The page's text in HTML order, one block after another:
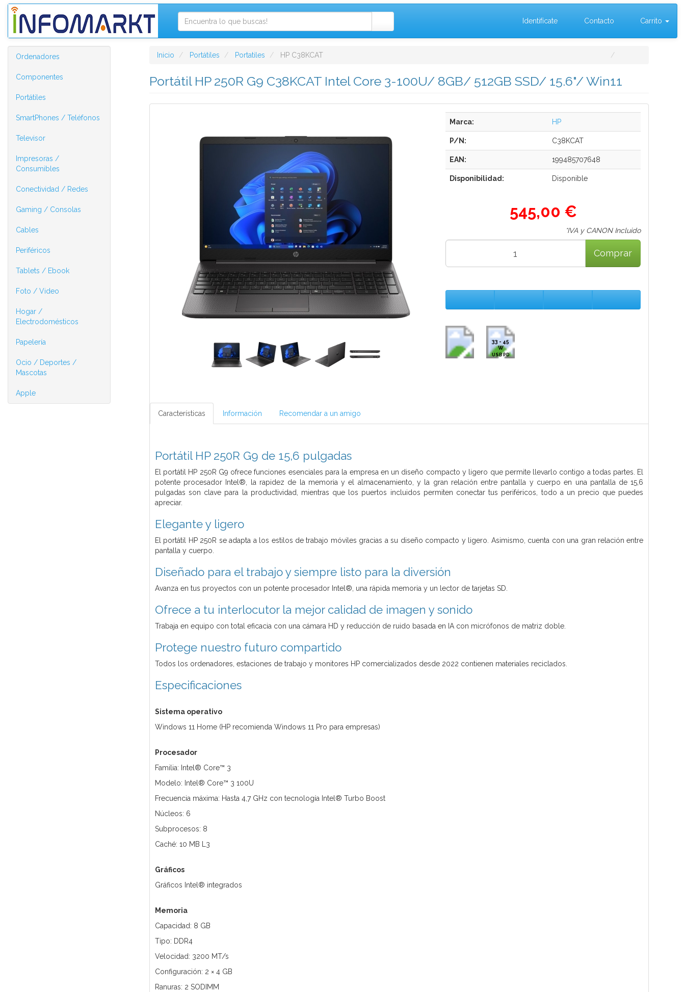
Identifícate Contacto Carrito
Ordenadores
Componentes
Portátiles
SmartPhones / Teléfonos
Televisor
Impresoras /
Consumibles
Conectividad / Redes
Gaming / Consolas
Cables
Periféricos
Tablets / Ebook
Foto / Video
Hogar /
Electrodomésticos
Papelería
Ocio / Deportes /
Mascotas
Apple
Inicio Portátiles Portatiles HP C38KCAT
Portátil HP 250R G9 C38KCAT Intel Core 3-100U/ 8GB/ 512GB SSD/ 15.6"/ Win11
Marca: HP
P/N: C38KCAT
EAN: 199485707648
Disponibilidad: Disponible
545,00 €
*IVA y CANON Incluido
Comprar
33 - 45
W
USB PD
Características Información Recomendar a un amigo
Portátil HP 250R G9 de 15,6 pulgadas
El portátil HP 250R G9 ofrece funciones esenciales para la empresa en un diseño compacto y ligero que permite llevarlo contigo a todas partes. El
potente procesador Intel®, la rapidez de la memoria y el almacenamiento, y la gran relación entre pantalla y cuerpo en una pantalla de 15,6
pulgadas son clave para la productividad, mientras que los puertos incluidos permiten conectar tus periféricos, todo a un precio que puedes
apreciar.
Elegante y ligero
El portátil HP 250R se adapta a los estilos de trabajo móviles gracias a su diseño compacto y ligero. Asimismo, cuenta con una gran relación entre
pantalla y cuerpo.
Diseñado para el trabajo y siempre listo para la diversión
Avanza en tus proyectos con un potente procesador Intel®, una rápida memoria y un lector de tarjetas SD.
Ofrece a tu interlocutor la mejor calidad de imagen y sonido
Trabaja en equipo con total eficacia con una cámara HD y reducción de ruido basada en IA con micrófonos de matriz doble.
Protege nuestro futuro compartido
Todos los ordenadores, estaciones de trabajo y monitores HP comercializados desde 2022 contienen materiales reciclados.
Especificaciones
Sistema operativo
Windows 11 Home (HP recomienda Windows 11 Pro para empresas)
Procesador
Familia: Intel® Core™ 3
Modelo: Intel® Core™ 3 100U
Frecuencia máxima: Hasta 4,7 GHz con tecnología Intel® Turbo Boost
Núcleos: 6
Subprocesos: 8
Caché: 10 MB L3
Gráficos
Gráficos Intel® integrados
Memoria
Capacidad: 8 GB
Tipo: DDR4
Velocidad: 3200 MT/s
Configuración: 2 × 4 GB
Ranuras: 2 SODIMM